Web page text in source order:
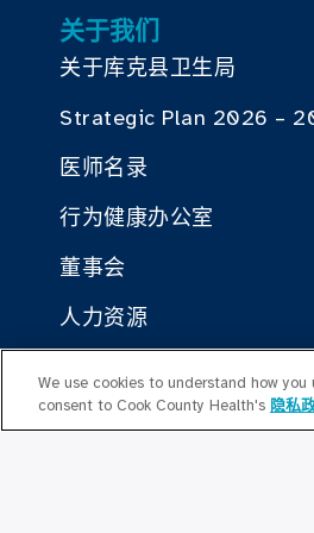
关于我们
关于库克县卫生局
Strategic Plan 2026 –
医师名录
行为健康办公室
董事会
人力资源
高层领导
We use cookies to understand how you
consent to Cook County Health's 隐私